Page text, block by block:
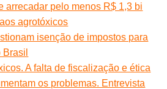
arrecadar pelo menos R$ 1,3 bi
agrotóxicos
isenção de impostos para
A falta de fiscalização e ética
os problemas. Entrevista